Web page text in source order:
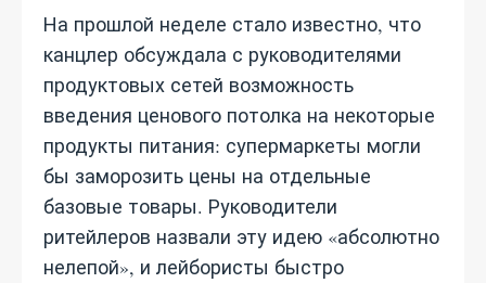
На прошлой неделе стало известно, что
канцлер обсуждала с руководителями
продуктовых сетей возможность
введения ценового потолка на некоторые
продукты питания: супермаркеты могли
бы заморозить цены на отдельные
базовые товары. Руководители
ритейлеров назвали эту идею «абсолютно
нелепой», и лейбористы быстро